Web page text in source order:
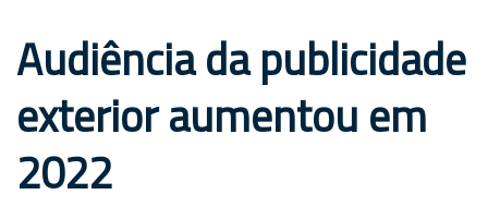
Audiência da publicidade
exterior aumentou em
2022